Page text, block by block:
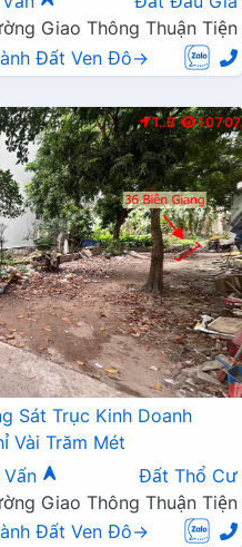
Giao Thông Thuận Tiện
Đất Ven Đô→
T.B 10707
Sát Trục Kinh Doanh
Vài Trăm Mét
Đất Thổ Cư
Giao Thông Thuận Tiện
Đất Ven Đô→